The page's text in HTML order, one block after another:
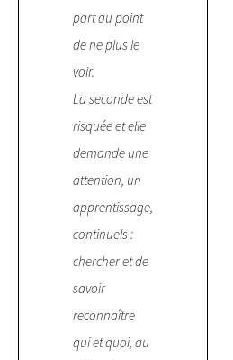
part au point
de ne plus le
voir.
La seconde est
risquée et elle
demande une
attention, un
apprentissage,
continuels :
chercher et de
savoir
reconnaître
qui et quoi, au